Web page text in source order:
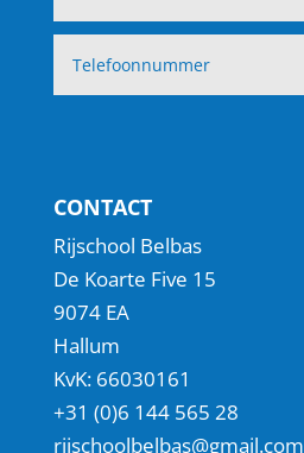
CONTACT
Rijschool Belbas
De Koarte Five 15
9074 EA
Hallum
KvK: 66030161
+31 (0)6 144 565 28
rijschoolbelbas@gmail.com